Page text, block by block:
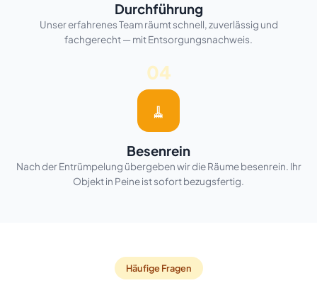
Durchführung
Unser erfahrenes Team räumt schnell, zuverlässig und
fachgerecht — mit Entsorgungsnachweis.
04
🧹
Besenrein
Nach der Entrümpelung übergeben wir die Räume besenrein. Ihr
Objekt in Peine ist sofort bezugsfertig.
Häufige Fragen